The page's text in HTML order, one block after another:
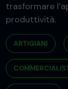
ARTIGIANI
trasformare
produttività.